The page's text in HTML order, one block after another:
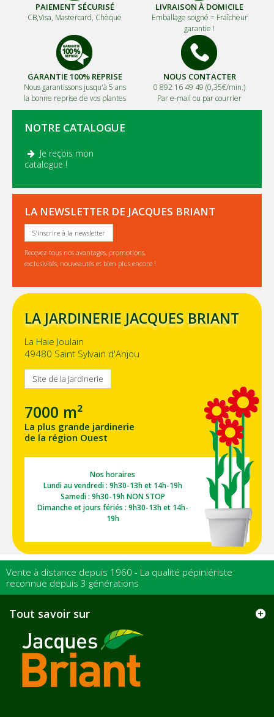
PAIEMENT SÉCURISÉ
CB,Visa, Mastercard, Chèque
LIVRAISON À DOMICILE
Emballage soigné = Fraîcheur
garantie !
GARANTIE 100% REPRISE
Nous garantissons jusqu'à 5 ans
la bonne reprise de vos plantes
NOUS CONTACTER
0 892 16 49 49 (0,35€/min.)
Par e-mail ou par courrier
NOTRE CATALOGUE
Je reçois mon
catalogue !
LA NEWSLETTER DE JACQUES BRIANT
S'inscrire à la newsletter
Recevez tous nos avantages, promotions,
exclusivités, nouveautés et bien plus encore !
LA JARDINERIE JACQUES BRIANT
La Haie Joulain
49480 Saint Sylvain d'Anjou
Site de la Jardinerie
7000 m²
La plus grande jardinerie
de la région Ouest
Nos horaires
Lundi au vendredi : 9h30-13h et 14h-19h
Samedi : 9h30-19h NON STOP
Dimanche et jours fériés : 9h30-13h et 14h-
19h
Vente à distance depuis 1960 - La qualité pépiniériste
reconnue depuis 3 générations
Tout savoir sur